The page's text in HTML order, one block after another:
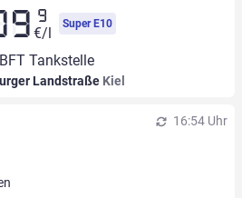
9
€/l
Super E10
BFT Tankstelle
Landstraße Kiel
16:54 Uhr